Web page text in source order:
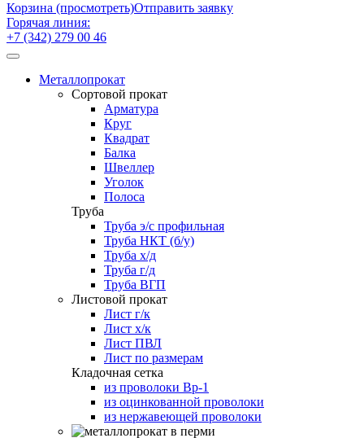
Корзина (просмотреть)Отправить заявку
Горячая линия:
+7 (342) 279 00 46
Toggle
navigationМеталлопрокат
Сортовой прокат
Арматура
Круг
Квадрат
Балка
Швеллер
Уголок
Полоса
Труба
Труба э/с профильная
Труба НКТ (б/у)
Труба х/д
Труба г/д
Труба ВГП
Листовой прокат
Лист г/к
Лист х/к
Лист ПВЛ
Лист по размерам
Кладочная сетка
из проволоки Вр-1
из оцинкованной проволоки
из нержавеющей проволоки